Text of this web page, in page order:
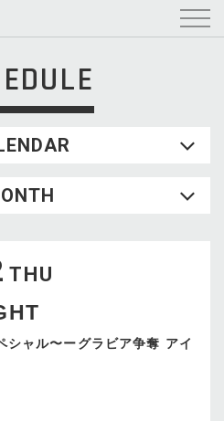
WED
5
19
26 27 28
29
THU
シャル〜ーグラビア争奪 アイ